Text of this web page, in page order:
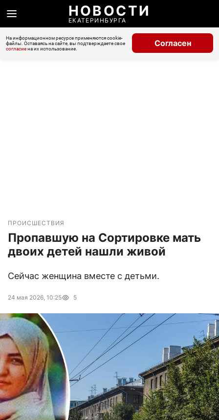
НОВОСТИ
ЕКАТЕРИНБУРГА
На информационном ресурсе применяются cookie-
файлы. Оставаясь на сайте, вы подтверждаете свое
согласиена их использование.
Согласен
ПРОИСШЕСТВИЯ
Пропавшую на Сортировке мать
двоих детей нашли живой
Сейчас женщина вместе с детьми.
24 мая 2026, 10:25 5